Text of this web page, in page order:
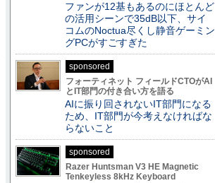
ファンが12基もあるのにほとんど
の活用シーンで35dB以下、サイ
コムのNoctua尽くし静音ゲーミン
グPCがすごすぎた
sponsored
フォーティネット フィールドCTOがAI
とIT部門の付き合い方を語る
AIに振り回されないIT部門になる
ため、IT部門が今考えなければな
らないこと
sponsored
Razer Huntsman V3 HE Magnetic
Tenkeyless 8kHz Keyboard